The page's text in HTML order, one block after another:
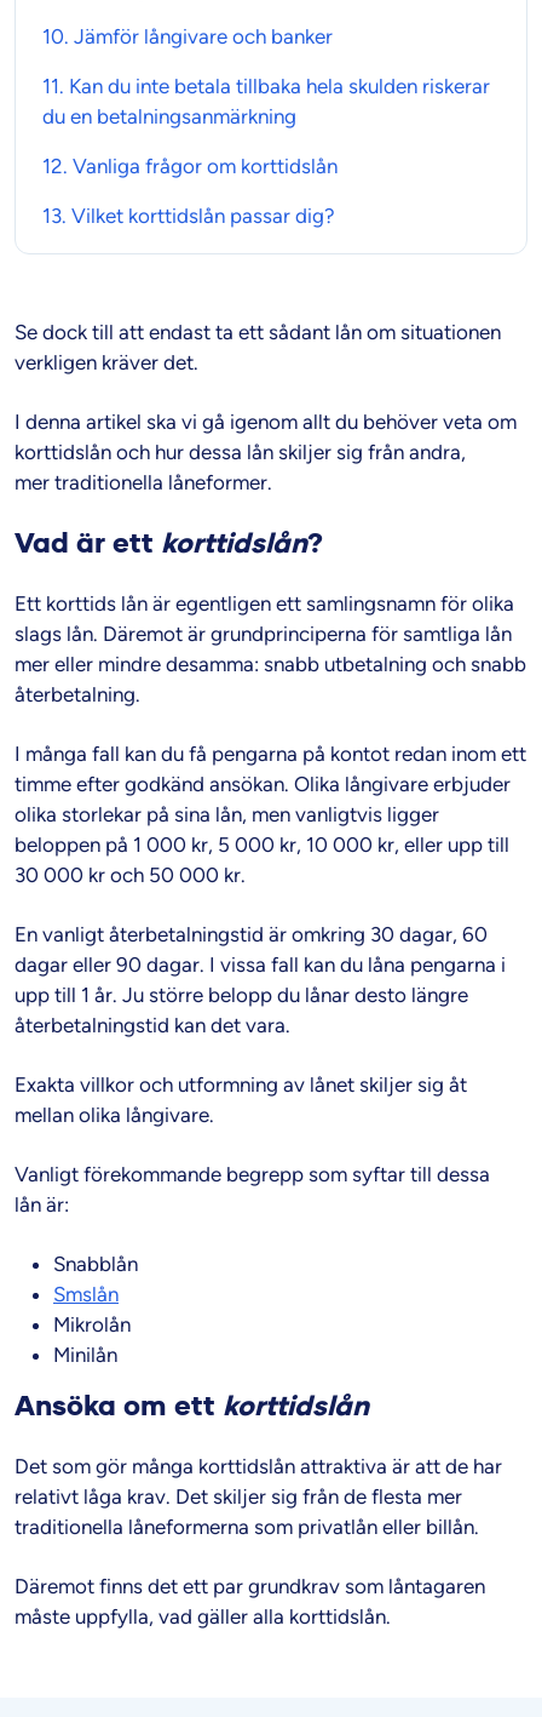
10. Jämför långivare och banker
11. Kan du inte betala tillbaka hela skulden riskerar
du en betalningsanmärkning
12. Vanliga frågor om korttidslån
13. Vilket korttidslån passar dig?
Se dock till att endast ta ett sådant lån om situationen
verkligen kräver det.
I denna artikel ska vi gå igenom allt du behöver veta om
korttidslån och hur dessa lån skiljer sig från andra,
mer traditionella låneformer.
Vad är ett korttidslån?
Ett korttids lån är egentligen ett samlingsnamn för olika
slags lån. Däremot är grundprinciperna för samtliga lån
mer eller mindre desamma: snabb utbetalning och snabb
återbetalning.
I många fall kan du få pengarna på kontot redan inom ett
timme efter godkänd ansökan. Olika långivare erbjuder
olika storlekar på sina lån, men vanligtvis ligger
beloppen på 1 000 kr, 5 000 kr, 10 000 kr, eller upp till
30 000 kr och 50 000 kr.
En vanligt återbetalningstid är omkring 30 dagar, 60
dagar eller 90 dagar. I vissa fall kan du låna pengarna i
upp till 1 år. Ju större belopp du lånar desto längre
återbetalningstid kan det vara.
Exakta villkor och utformning av lånet skiljer sig åt
mellan olika långivare.
Vanligt förekommande begrepp som syftar till dessa
lån är:
Snabblån
Smslån
Mikrolån
Minilån
Ansöka om ett korttidslån
Det som gör många korttidslån attraktiva är att de har
relativt låga krav. Det skiljer sig från de flesta mer
traditionella låneformerna som privatlån eller billån.
Däremot finns det ett par grundkrav som låntagaren
måste uppfylla, vad gäller alla korttidslån.